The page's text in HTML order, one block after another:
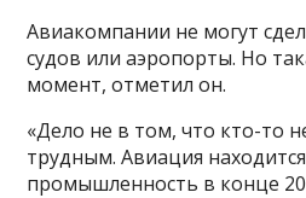
Авиакомпании не могут
судов или аэропорты. Но
момент, отметил он.
«Дело не в том, что кто-то
трудным. Авиация
промышленность в конце